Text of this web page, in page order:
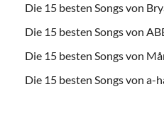
Die 15 besten Songs von
Die 15 besten Songs von
Die 15 besten Songs von
Die 15 besten Songs von a-